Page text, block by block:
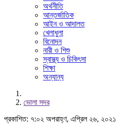
অর্থনীতি
আন্তর্জাতিক
আইন ও আদালত
খেলাধুলা
বিনোদন
নারী ও শিশু
স্বাস্থ্য ও চিকিৎসা
শিক্ষা
অন্যান্য
ভোলা সদর
প্রকাশিত: ৭:০২ অপরাহ্ণ, এপ্রিল ২৬, ২০২১